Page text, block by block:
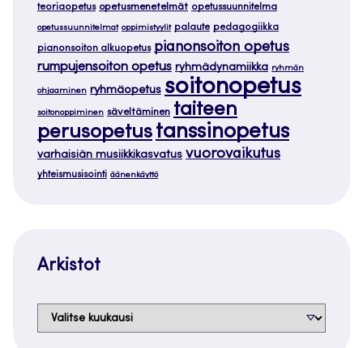
teoriaopetus opetusmenetelmät opetussuunnitelma
opetussuunnitelmat oppimistyylit palaute pedagogiikka
pianonsoiton alkuopetus pianonsoiton opetus
rumpujensoiton opetus ryhmädynamiikka ryhmän
ohjaaminen ryhmäopetus soitonopetus
soitonoppiminen säveltäminen taiteen
perusopetus tanssinopetus
varhaisiän musiikkikasvatus vuorovaikutus
yhteismusisointi äänenkäyttö
Arkistot
Arkistot